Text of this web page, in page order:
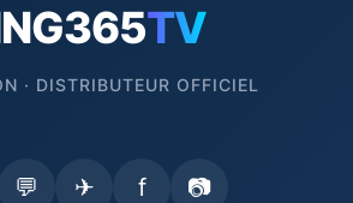
TV
· DISTRIBUTEUR OFFICIEL
💬 ✈ f 📷